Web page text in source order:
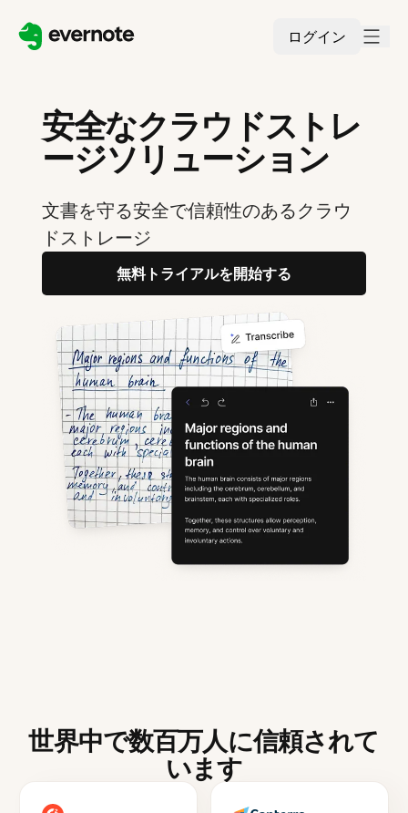
ログイン
安全なクラウドストレ
ージソリューション
文書を守る安全で信頼性のあるクラウ
ドストレージ
無料トライアルを開始する
世界中で数百万人に信頼されて
います